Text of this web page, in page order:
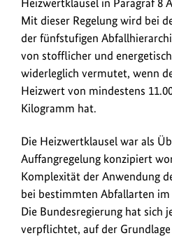
s
/
L
i
n
k
s
Heizwertklausel in Paragraf 8
Mit dieser Regelung wird bei
der fünfstufigen
von stofflicher und
widerleglich vermutet, wenn
Heizwert von mindestens
Kilogramm hat.
Die Heizwertklausel war als
Auffangregelung konzipiert
Komplexität der Anwendung
bei bestimmten Abfallarten im
Die Bundesregierung hat sich
verpflichtet, auf der